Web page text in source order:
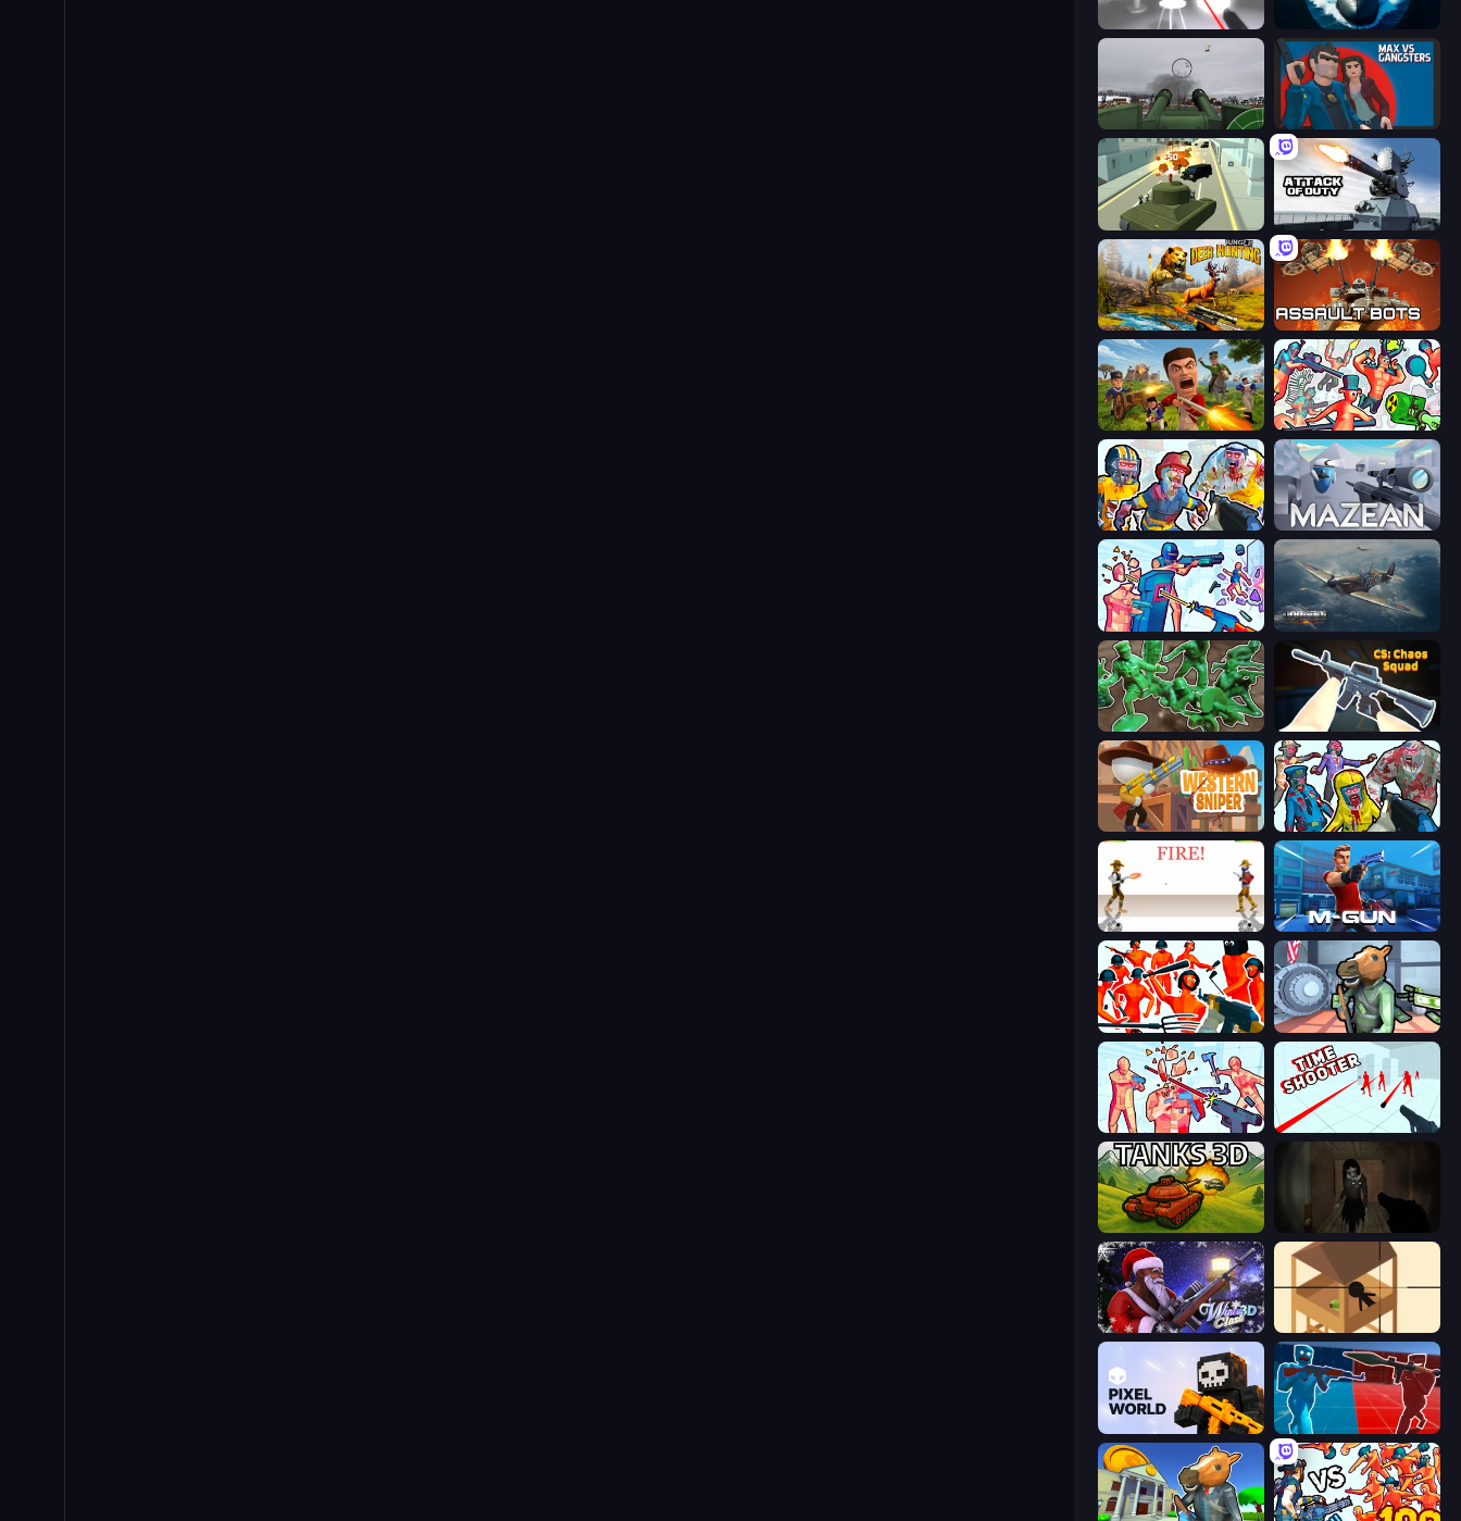
SuperHot Ships Battlefield 3D
Flakmeister Max vs Gangsters
Secret Agent James Attack of Duty
Jungle Deer Hunting Assault Bots
Redcoats.io Funny Shooter 2
Zombies Shooter: Part 2 Mazean
Time Shooter 3: SWAT Dogfight
Soldiers - Capture and Control! CS: Chaos Squad
Western Sniper Zombies Shooter
Gunblood Muscle Gun.IO
Funny Shooter - Destroy All Bank Robbery
Time Shooter 2 Time Shooter
Tanks 3D
Winter Clash 3D Elite Sniper
Pixel World Battle of the Soldiers: Red vs Blue